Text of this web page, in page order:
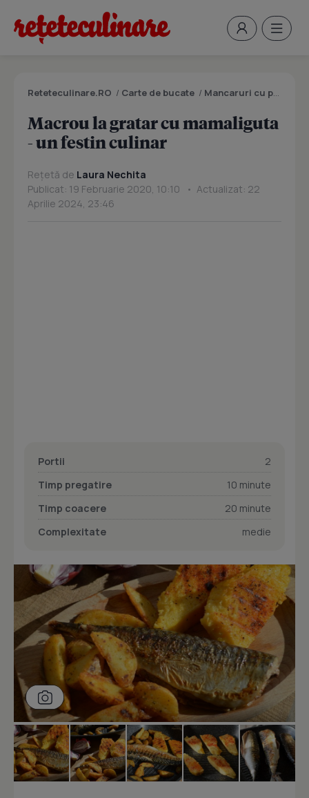
Reteteculinare.RO / Carte de bucate / Mancaruri cu peste
Macrou la gratar cu mamaliguta
- un festin culinar
Rețetă de Laura Nechita
Publicat: 19 Februarie 2020, 10:10 • Actualizat: 22
Aprilie 2024, 23:46
Portii
2
Timp pregatire
10 minute
Timp coacere
20 minute
Complexitate
medie